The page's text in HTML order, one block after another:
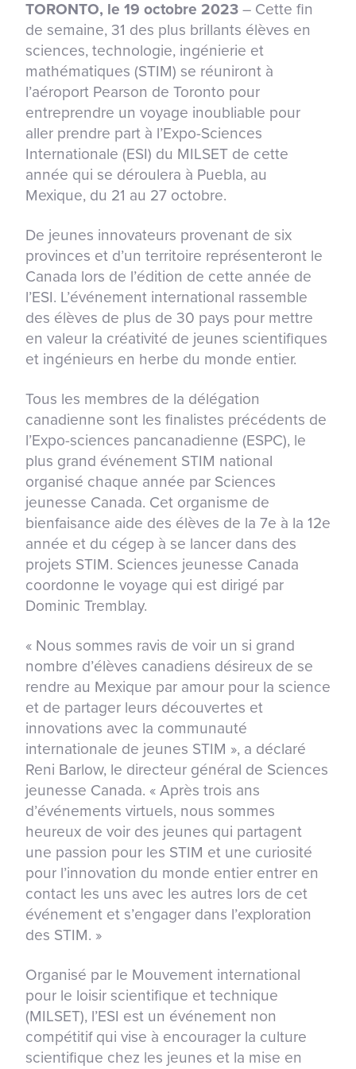
TORONTO, le 19 octobre 2023 – Cette fin
de semaine, 31 des plus brillants élèves en
sciences, technologie, ingénierie et
mathématiques (STIM) se réuniront à
l’aéroport Pearson de Toronto pour
entreprendre un voyage inoubliable pour
aller prendre part à l’Expo-Sciences
Internationale (ESI) du MILSET de cette
année qui se déroulera à Puebla, au
Mexique, du 21 au 27 octobre.
De jeunes innovateurs provenant de six
provinces et d’un territoire représenteront le
Canada lors de l’édition de cette année de
l’ESI. L’événement international rassemble
des élèves de plus de 30 pays pour mettre
en valeur la créativité de jeunes scientifiques
et ingénieurs en herbe du monde entier.
Tous les membres de la délégation
canadienne sont les finalistes précédents de
l’Expo-sciences pancanadienne (ESPC), le
plus grand événement STIM national
organisé chaque année par Sciences
jeunesse Canada. Cet organisme de
bienfaisance aide des élèves de la 7e à la 12e
année et du cégep à se lancer dans des
projets STIM. Sciences jeunesse Canada
coordonne le voyage qui est dirigé par
Dominic Tremblay.
« Nous sommes ravis de voir un si grand
nombre d’élèves canadiens désireux de se
rendre au Mexique par amour pour la science
et de partager leurs découvertes et
innovations avec la communauté
internationale de jeunes STIM », a déclaré
Reni Barlow, le directeur général de Sciences
jeunesse Canada. « Après trois ans
d’événements virtuels, nous sommes
heureux de voir des jeunes qui partagent
une passion pour les STIM et une curiosité
pour l’innovation du monde entier entrer en
contact les uns avec les autres lors de cet
événement et s’engager dans l’exploration
des STIM. »
Organisé par le Mouvement international
pour le loisir scientifique et technique
(MILSET), l’ESI est un événement non
compétitif qui vise à encourager la culture
scientifique chez les jeunes et la mise en